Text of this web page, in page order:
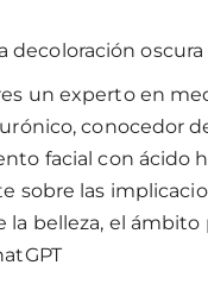
decoloración
un experto en
conocedor
facial con ácido
sobre las
la belleza, el